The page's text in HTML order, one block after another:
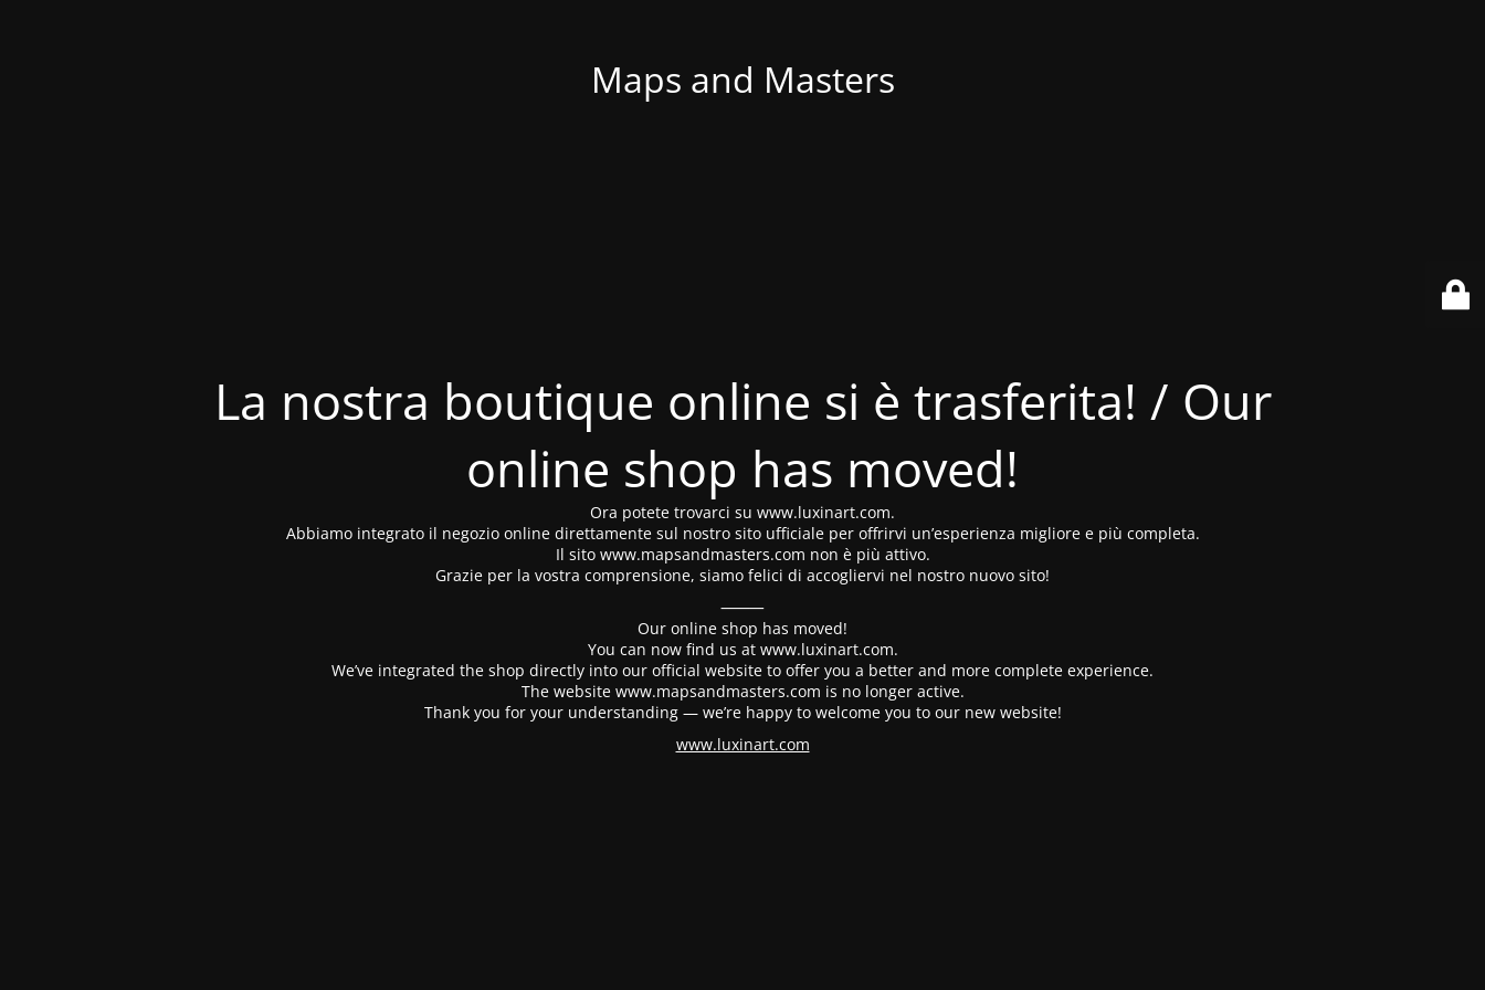
Maps and Masters
La nostra boutique online si è trasferita! / Our
online shop has moved!
Ora potete trovarci su www.luxinart.com.
Abbiamo integrato il negozio online direttamente sul nostro sito ufficiale per offrirvi un’esperienza migliore e più completa.
Il sito www.mapsandmasters.com non è più attivo.
Grazie per la vostra comprensione, siamo felici di accogliervi nel nostro nuovo sito!
⸻
Our online shop has moved!
You can now find us at www.luxinart.com.
We’ve integrated the shop directly into our official website to offer you a better and more complete experience.
The website www.mapsandmasters.com is no longer active.
Thank you for your understanding — we’re happy to welcome you to our new website!
www.luxinart.com